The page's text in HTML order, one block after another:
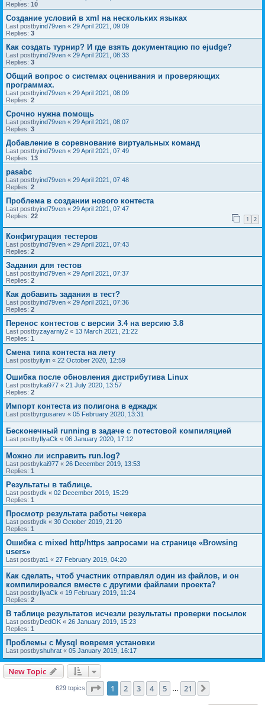
Replies: 10
Создание условий в xml на нескольких языках
Last postbyind79ven « 29 April 2021, 09:09
Replies: 3
Как создать турнир? И где взять документацию по ejudge?
Last postbyind79ven « 29 April 2021, 08:33
Replies: 3
Общий вопрос о системах оценивания и проверяющих
программах.
Last postbyind79ven « 29 April 2021, 08:09
Replies: 2
Срочно нужна помощь
Last postbyind79ven « 29 April 2021, 08:07
Replies: 3
Добавление в соревнование виртуальных команд
Last postbyind79ven « 29 April 2021, 07:49
Replies: 13
pasabc
Last postbyind79ven « 29 April 2021, 07:48
Replies: 2
Проблема в создании нового контеста
Last postbyind79ven « 29 April 2021, 07:47
Replies: 22 1 2
Конфигурация тестеров
Last postbyind79ven « 29 April 2021, 07:43
Replies: 2
Задания для тестов
Last postbyind79ven « 29 April 2021, 07:37
Replies: 2
Как добавить задания в тест?
Last postbyind79ven « 29 April 2021, 07:36
Replies: 2
Перенос контестов с версии 3.4 на версию 3.8
Last postbyzayarniy2 « 13 March 2021, 21:22
Replies: 1
Смена типа контеста на лету
Last postbyilyin « 22 October 2020, 12:59
Ошибка после обновления дистрибутива Linux
Last postbykai977 « 21 July 2020, 13:57
Replies: 2
Импорт контеста из полигона в еджадж
Last postbyrgusarev « 05 February 2020, 13:31
Бесконечный running в задаче с потестовой компиляцией
Last postbyIlyaCk « 06 January 2020, 17:12
Можно ли исправить run.log?
Last postbykai977 « 26 December 2019, 13:53
Replies: 1
Результаты в таблице.
Last postbydk « 02 December 2019, 15:29
Replies: 1
Просмотр результата работы чекера
Last postbydk « 30 October 2019, 21:20
Replies: 1
Ошибка с mixed http/https запросами на странице «Browsing
users»
Last postbyat1 « 27 February 2019, 04:20
Как сделать, чтоб участник отправлял один из файлов, и он
компилировался вместе с другими файлами проекта?
Last postbyIlyaCk « 19 February 2019, 11:24
Replies: 2
В таблице результатов исчезли результаты проверки посылок
Last postbyDedOK « 26 January 2019, 15:23
Replies: 1
Проблемы с Mysql вовремя установки
Last postbyshuhrat « 05 January 2019, 16:17
New Topic
629 topics Page 1of 21
1 2 3 4 5 21